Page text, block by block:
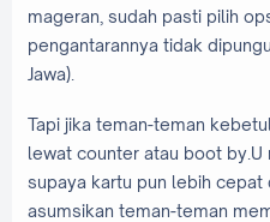
mageran, sudah pasti pilih
pengantarannya tidak
Jawa).
Tapi jika teman-teman
lewat counter atau boot by.U
supaya kartu pun lebih cepat
asumsikan teman-teman